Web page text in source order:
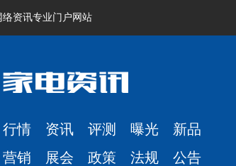
络资讯专业门户网站
行情 资讯 评测 曝光
新品
营销 展会 政策 法规 公告